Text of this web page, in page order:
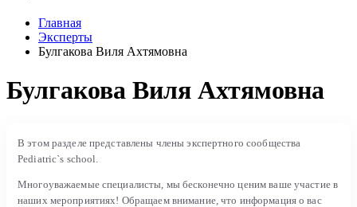
Главная
Эксперты
Булгакова Виля Ахтямовна
Булгакова Виля Ахтямовна
В этом разделе представлены члены экспертного сообщества
Pediatric`s school.
Многоуважаемые специалисты, мы бесконечно ценим ваше участие в
наших мероприятиях! Обращаем внимание, что информация о вас